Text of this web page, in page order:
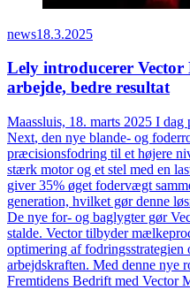
news18.3.2025
Lely introducerer
arbejde, bedre resultat
Maassluis, 18. marts 2025 I dag
Next, den nye blande- og
præcisionsfodring til et højere
stærk motor og et stel med en
giver 35% øget fodervægt
generation, hvilket gør denne
De nye for- og baglygter gør
stalde. Vectortilbyder
optimering affodringsstrategien
arbejdskraften. Med denne nye
Fremtidens Bedrift med Vector